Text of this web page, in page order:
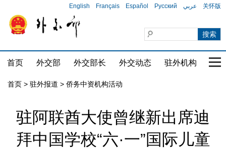
English Français Español Русский عربي 关怀版
首页 外交部 外交部长 外交动态 驻外机构 国
首页 > 驻外报道 > 侨务中资机构活动
驻阿联酋大使曾继新出席迪
拜中国学校“六·一”国际儿童